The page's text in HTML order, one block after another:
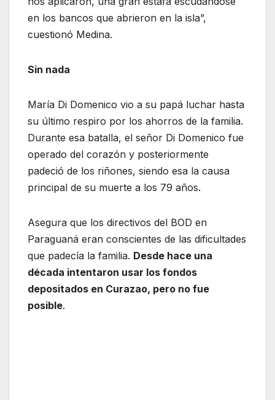
en los bancos que abrieron en la isla”,
cuestionó Medina.
Sin nada
María Di Domenico vio a su papá luchar hasta
su último respiro por los ahorros de la familia.
Durante esa batalla, el señor Di Domenico fue
operado del corazón y posteriormente
padeció de los riñones, siendo esa la causa
principal de su muerte a los 79 años.
Asegura que los directivos del BOD en
Paraguaná eran conscientes de las dificultades
que padecía la familia. Desde hace una
década intentaron usar los fondos
depositados en Curazao, pero no fue
posible.